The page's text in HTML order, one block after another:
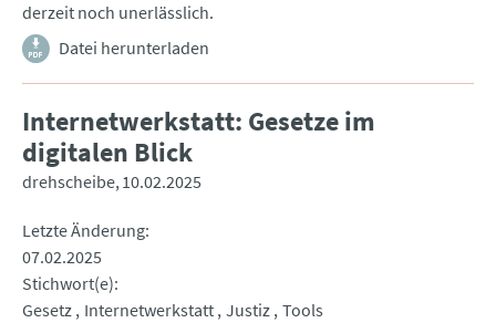
derzeit noch unerlässlich.
Datei herunterladen
Internetwerkstatt: Gesetze im
digitalen Blick
drehscheibe 10.02.2025
Letzte Änderung
07.02.2025
Stichwort(e)
Gesetz Internetwerkstatt Justiz Tools